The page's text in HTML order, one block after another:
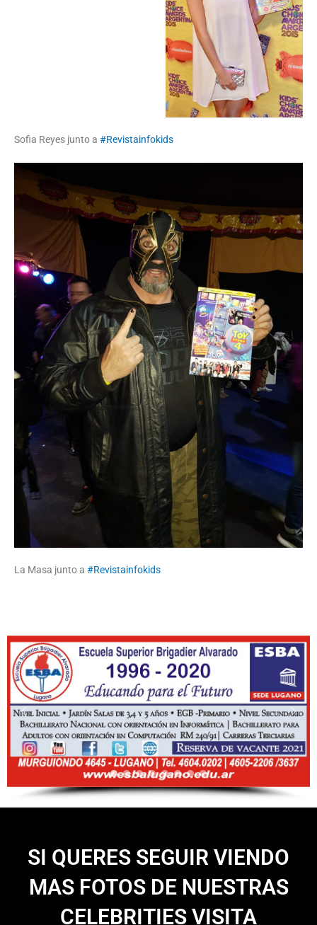
Sofia Reyes junto a #Revistainfokids
La Masa junto a #Revistainfokids
SI QUERES SEGUIR VIENDO
MAS FOTOS DE NUESTRAS
CELEBRITIES VISITA